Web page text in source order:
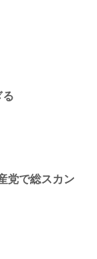
る
党で総スカン